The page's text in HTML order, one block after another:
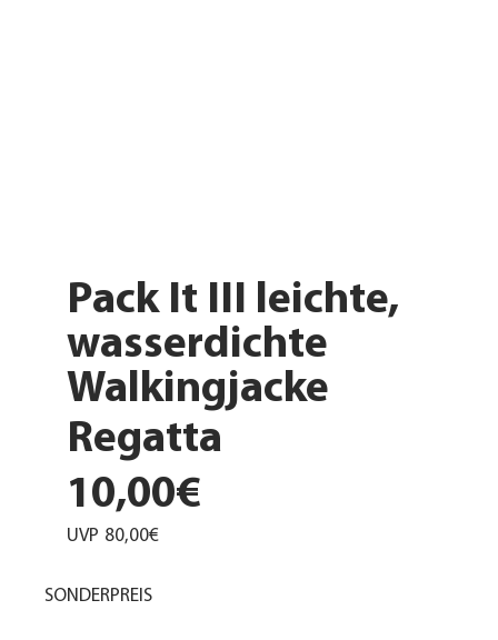
Pack It III leichte,
wasserdichte
Walkingjacke
Regatta
10,00€
UVP 80,00€
SONDERPREIS